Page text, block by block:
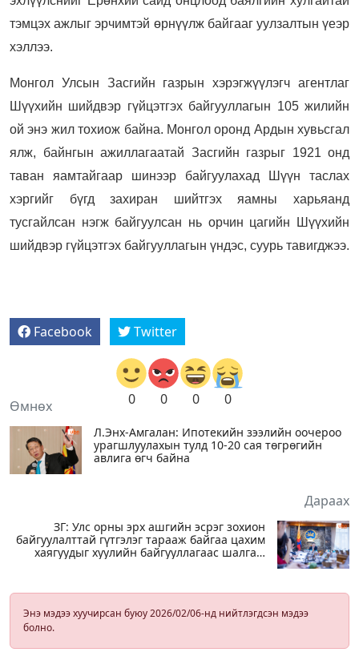
тэмцэх ажлыг эрчимтэй өрнүүлж байгааг уулзалтын үеэр
хэллээ.
Монгол Улсын Засгийн газрын хэрэгжүүлэгч агентлаг
Шүүхийн шийдвэр гүйцэтгэх байгууллагын 105 жилийн
ой энэ жил тохиож байна. Монгол оронд Ардын хувьсгал
ялж, байнгын ажиллагаатай Засгийн газрыг 1921 онд
таван яамтайгаар шинээр байгуулахад Шүүн таслах
хэргийг бүгд захиран шийтгэх яамны харьяанд
тусгайлсан нэгж байгуулсан нь орчин цагийн Шүүхийн
шийдвэр гүйцэтгэх байгууллагын үндэс, суурь тавигджээ.
Facebook Twitter
0 0 0 0
Өмнөх
Л.Энх-Амгалан: Ипотекийн зээлийн оочероо
урагшлуулахын тулд 10-20 сая төгрөгийн
авлига өгч байна
Дараах
ЗГ: Улс орны эрх ашгийн эсрэг зохион
байгуулалттай гүтгэлэг тарааж байгаа цахим
хаягуудыг хуулийн байгууллагаас шалгаж
Энэ мэдээ хуучирсан буюу 2026/02/06-нд нийтлэгдсэн мэдээ
болно.